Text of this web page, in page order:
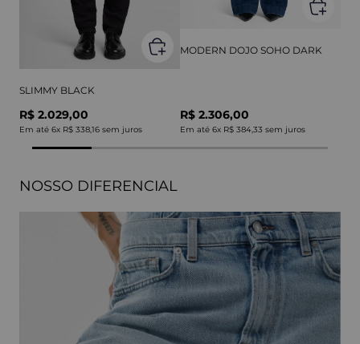
SLIMMY BLACK
R$ 2.029,00
Em até 6x R$ 338,16 sem juros
MODERN DOJO SOHO DARK
R$ 2.306,00
Em até 6x R$ 384,33 sem juros
NOSSO DIFERENCIAL